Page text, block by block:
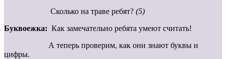
Сколько на траве ребят? (5)
Буквоежка: Как замечательно ребята умеют считать!
А теперь проверим, как они знают буквы и
цифры.